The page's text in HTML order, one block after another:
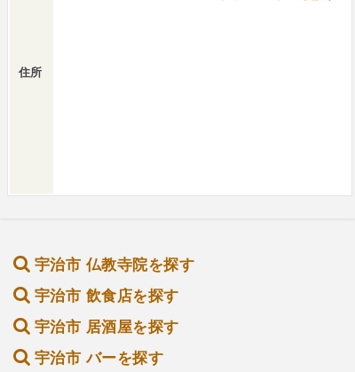
住所
宇治市 仏教寺院を探す
宇治市 飲食店を探す
宇治市 居酒屋を探す
宇治市 バーを探す